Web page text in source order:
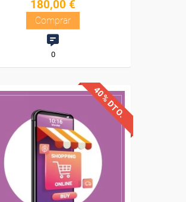
180,00 €
Comprar
0
40% DTO.
Descuentos especiales
Sin requisitos de acceso
Diploma